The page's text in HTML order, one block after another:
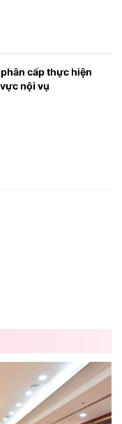
cấp thực hiện
nội vụ